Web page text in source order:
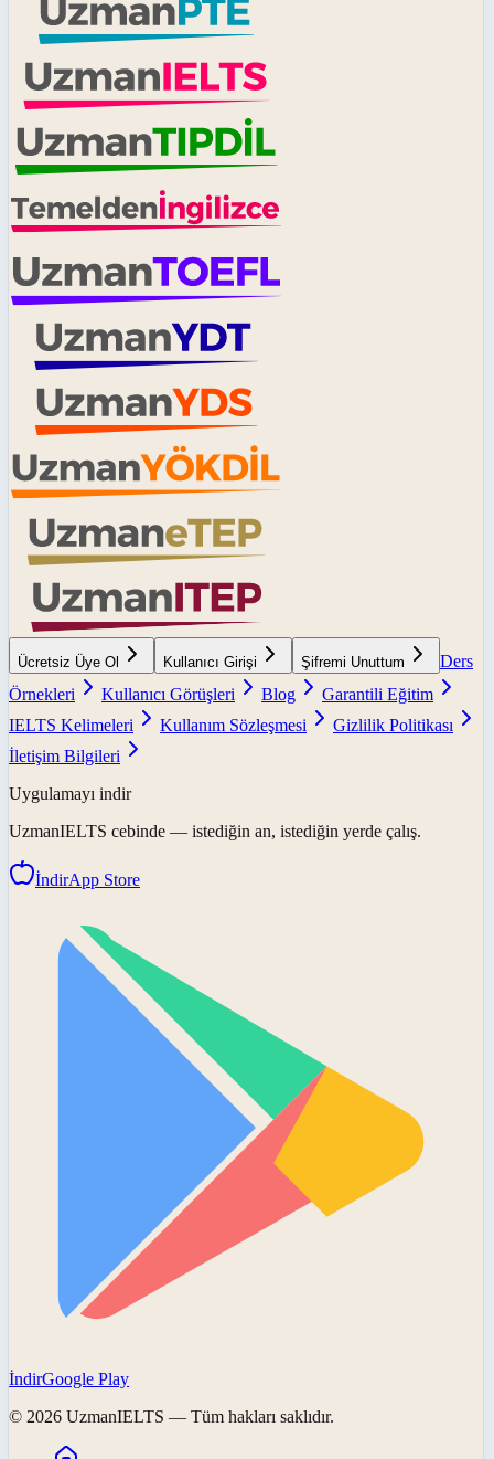
Ücretsiz Üye Ol Kullanıcı Girişi Şifremi Unuttum
Ders
Örnekleri
Kullanıcı Görüşleri Blog
Garantili Eğitim
IELTS Kelimeleri
Kullanım Sözleşmesi
Gizlilik Politikası
İletişim Bilgileri
Uygulamayı indir
UzmanIELTS cebinde — istediğin an, istediğin yerde çalış.
İndirApp Store
İndirGoogle Play
© 2026 UzmanIELTS — Tüm hakları saklıdır.